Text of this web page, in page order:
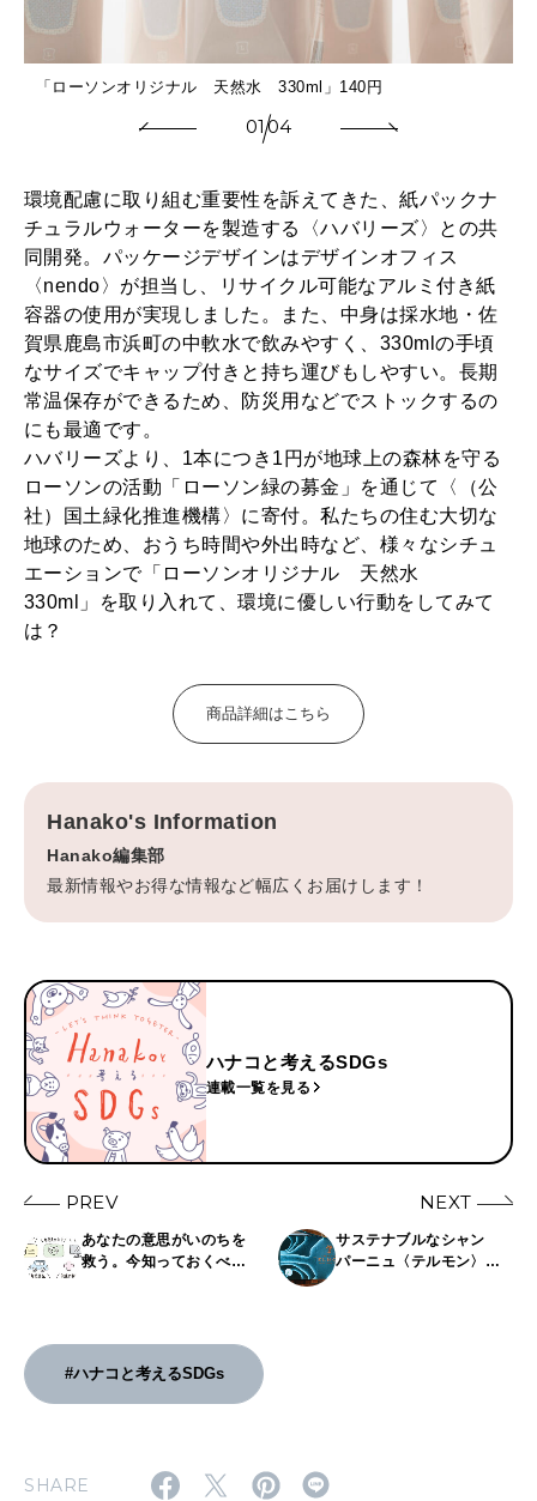
2026年1月号「猫がいれば、幸せ」
2025年12月号「お酒の新常識。」
「ローソンオリジナル 天然水 330ml」140円
0104
環境配慮に取り組む重要性を訴えてきた、紙パックナ
チュラルウォーターを製造する〈ハバリーズ〉との共
同開発。パッケージデザインはデザインオフィス
〈nendo〉が担当し、リサイクル可能なアルミ付き紙
容器の使用が実現しました。また、中身は採水地・佐
賀県鹿島市浜町の中軟水で飲みやすく、330mlの手頃
なサイズでキャップ付きと持ち運びもしやすい。長期
常温保存ができるため、防災用などでストックするの
にも最適です。
ハバリーズより、1本につき1円が地球上の森林を守る
ローソンの活動「ローソン緑の募金」を通じて〈（公
社）国土緑化推進機構〉に寄付。私たちの住む大切な
地球のため、おうち時間や外出時など、様々なシチュ
エーションで「ローソンオリジナル 天然水
330ml」を取り入れて、環境に優しい行動をしてみて
は？
商品詳細はこちら
Hanako's Information
Hanako編集部
最新情報やお得な情報など幅広くお届けします！
ハナコと考えるSDGs
連載一覧を見る
PREV
あなたの意思がいのちを
救う。今知っておくべき
NEXT
サステナブルなシャン
パーニュ〈テルモン〉を
#ハナコと考えるSDGs
SHARE